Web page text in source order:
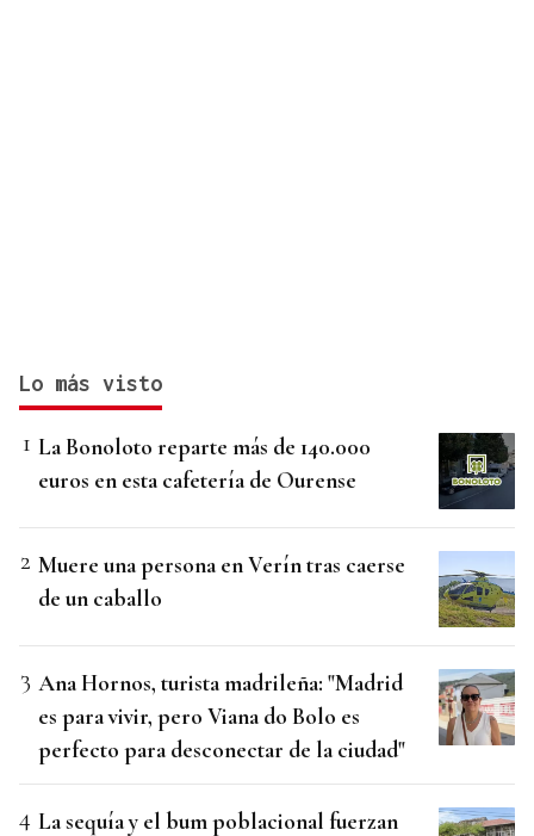
Lo más visto
La Bonoloto reparte más de 140.000
euros en esta cafetería de Ourense
Muere una persona en Verín tras caerse
de un caballo
Ana Hornos, turista madrileña: "Madrid
es para vivir, pero Viana do Bolo es
perfecto para desconectar de la ciudad"
La sequía y el bum poblacional fuerzan